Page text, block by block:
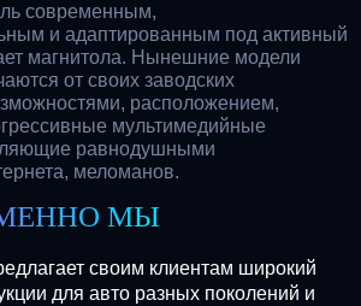
современным,
и адаптированным под активный
магнитола. Нынешние модели
от своих заводских
расположением,
мультимедийные
равнодушными
меломанов.
МЫ
своим клиентам широкий
для авто разных поколений и